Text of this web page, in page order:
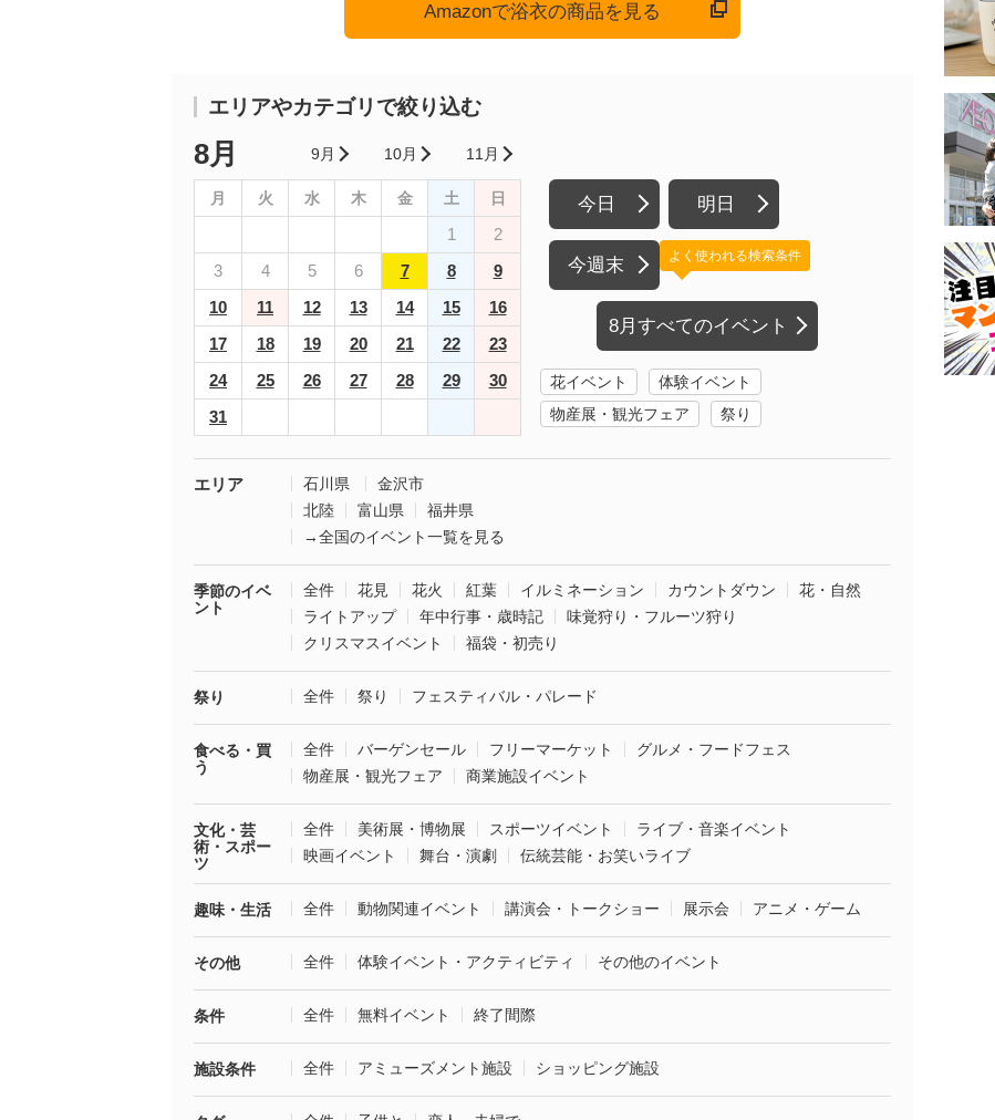
Amazonで浴衣の商品を見る
エリアやカテゴリで絞り込む
8月 9月 10月 11月
月 火 水 木 金 土 日
1
2
3
4 5 6 7 8
9
10
11 12 13 14 15
16
17
18 19 20 21 22
23
24
25 26 27 28 29
30
31
今日 明日
今週末
8月すべてのイベント
よく使われる検索条件
花イベント
体験イベント
物産展・観光フェア
祭り
エリア 石川県
金沢市
北陸
富山県
福井県
→全国のイベント一覧を見る
季節のイベ
ント
全件 花見 花火 紅葉 イルミネーション カウントダウン
花・自然
ライトアップ
年中行事・歳時記
味覚狩り・フルーツ狩り
クリスマスイベント
福袋・初売り
祭り 全件 祭り フェスティバル・パレード
食べる・買
う
全件 バーゲンセール フリーマーケット
グルメ・フードフェス
物産展・観光フェア
商業施設イベント
文化・芸
術・スポー
ツ
全件 美術展・博物展 スポーツイベント
ライブ・音楽イベント
映画イベント
舞台・演劇 伝統芸能・お笑いライブ
趣味・生活 全件 動物関連イベント 講演会・トークショー 展示会 アニメ・ゲーム
その他 全件 体験イベント・アクティビティ その他のイベント
条件 全件 無料イベント 終了間際
施設条件 全件 アミューズメント施設 ショッピング施設